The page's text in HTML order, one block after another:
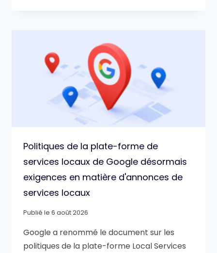
Politiques de la plate-forme de
services locaux de Google désormais
exigences en matière d'annonces de
services locaux
Publié le 6 août 2026
Google a renommé le document sur les
politiques de la plate-forme Local Services